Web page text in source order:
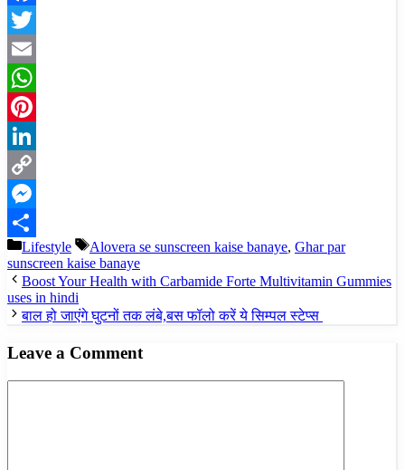
Facebook
Twitter
Email
WhatsApp
Pinterest
LinkedIn
Copy
Link
Messenger
Share
Categories
Lifestyle Tags
Alovera se sunscreen kaise banaye, Ghar par
sunscreen kaise banaye
Boost Your Health with Carbamide Forte Multivitamin Gummies
uses in hindi
बाल हो जाएंगे घुटनों तक लंबे,बस फॉलो करें ये सिम्पल स्टेप्स
Leave a Comment